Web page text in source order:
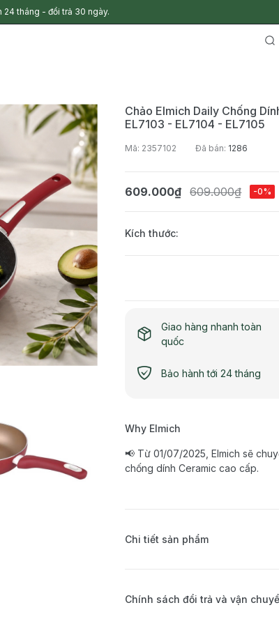
24 tháng - đổi trả 30 ngày.
Chảo Elmich Daily Chống
EL7103 - EL7104 - EL7105
Mã: 2357102 Đã bán: 1286
609.000₫ 609.000₫ -0%
Kích thước:
Giao hàng nhanh toàn
quốc
Bảo hành tới 24 tháng
Why Elmich
📢 Từ 01/07/2025, Elmich sẽ
chống dính Ceramic cao cấp.
Chi tiết sản phẩm
Chính sách đổi trả và vận